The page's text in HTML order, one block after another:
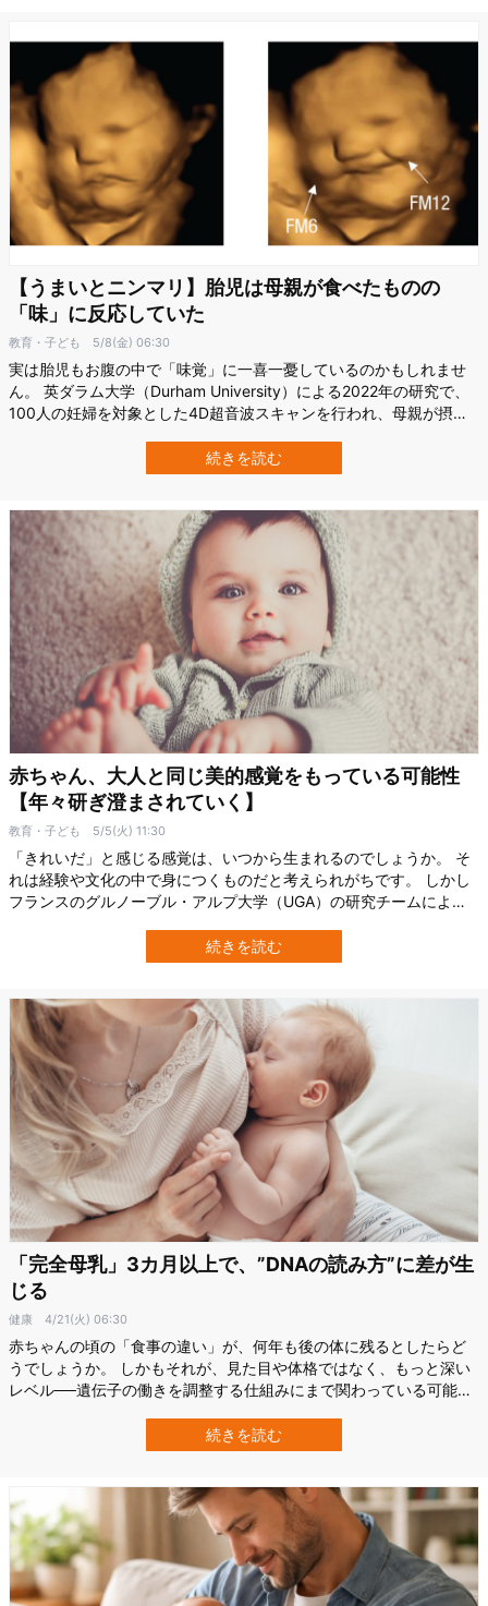
【うまいとニンマリ】胎児は母親が食べたものの
「味」に反応していた
教育・子ども 5/8(金) 06:30
実は胎児もお腹の中で「味覚」に一喜一憂しているのかもしれませ
ん。 英ダラム大学（Durham University）による2022年の研究で、
100人の妊婦を対象とした4D超音波スキャンを行われ、母親が摂取
と、お腹の中の胎児はある味には「笑い顔」の反応を、ある味には
「泣き顔」の反応を示すことが確認されたのです。 これは胎児が味
続きを読む
赤ちゃん、大人と同じ美的感覚をもっている可能性
【年々研ぎ澄まされていく】
教育・子ども 5/5(火) 11:30
「きれいだ」と感じる感覚は、いつから生まれるのでしょうか。 そ
れは経験や文化の中で身につくものだと考えられがちです。 しかし
フランスのグルノーブル・アルプ大学（UGA）の研究チームによる
を示しました。 生後わずか4か月の赤ちゃんが、大人が「美しい」
と評価した動きに、同じように長く注意を向けていたというので
続きを読む
「完全母乳」3カ月以上で、”DNAの読み方”に差が生
じる
健康 4/21(火) 06:30
赤ちゃんの頃の「食事の違い」が、何年も後の体に残るとしたらど
うでしょうか。 しかもそれが、見た目や体格ではなく、もっと深い
レベル──遺伝子の働きを調整する仕組みにまで関わっている可能性
Exeter）などの研究チームは、3か月を超えて完全母乳育児を受けた
子どもで、DNAの調整に関わる「エピジェネティックな印」が後年
続きを読む